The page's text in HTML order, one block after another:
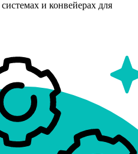
и конвейерах для